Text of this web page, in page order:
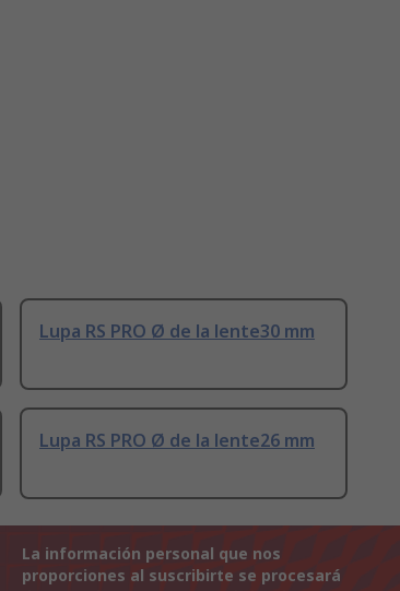
Lupa RS PRO Ø de la lente30 mm
Lupa RS PRO Ø de la lente26 mm
La información personal que nos
proporciones al suscribirte se procesará